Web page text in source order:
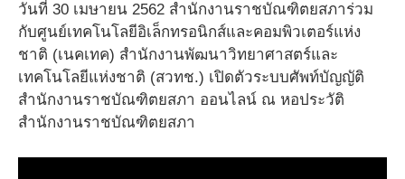
วันที่ 30 เมษายน 2562 สำนักงานราชบัณฑิตยสภาร่วม
กับศูนย์เทคโนโลยีอิเล็กทรอนิกส์และคอมพิวเตอร์แห่ง
ชาติ (เนคเทค) สำนักงานพัฒนาวิทยาศาสตร์และ
เทคโนโลยีแห่งชาติ (สวทช.) เปิดตัวระบบศัพท์บัญญัติ
สำนักงานราชบัณฑิตยสภา ออนไลน์ ณ หอประวัติ
สำนักงานราชบัณฑิตยสภา